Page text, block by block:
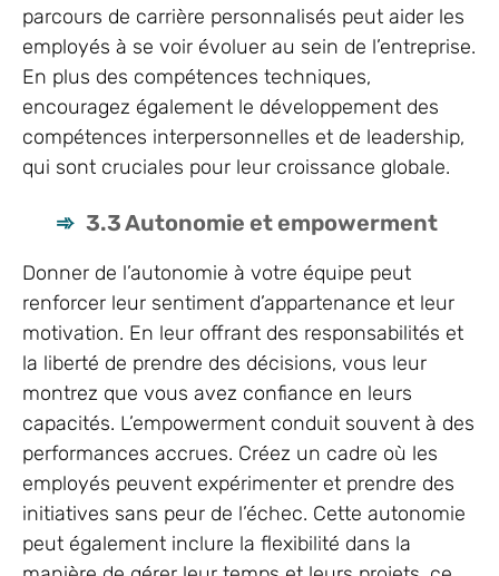
parcours de carrière personnalisés peut aider les
employés à se voir évoluer au sein de l’entreprise.
En plus des compétences techniques,
encouragez également le développement des
compétences interpersonnelles et de leadership,
qui sont cruciales pour leur croissance globale.
3.3 Autonomie et empowerment
Donner de l’autonomie à votre équipe peut
renforcer leur sentiment d’appartenance et leur
motivation. En leur offrant des responsabilités et
la liberté de prendre des décisions, vous leur
montrez que vous avez confiance en leurs
capacités. L’empowerment conduit souvent à des
performances accrues. Créez un cadre où les
employés peuvent expérimenter et prendre des
initiatives sans peur de l’échec. Cette autonomie
peut également inclure la flexibilité dans la